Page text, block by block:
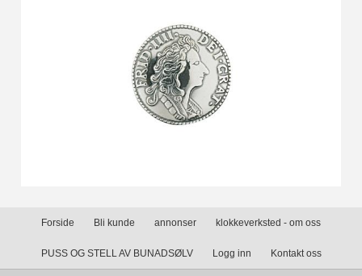
Forside Bli kunde annonser klokkeverksted - om oss
PUSS OG STELL AV BUNADSØLV Logg inn Kontakt oss